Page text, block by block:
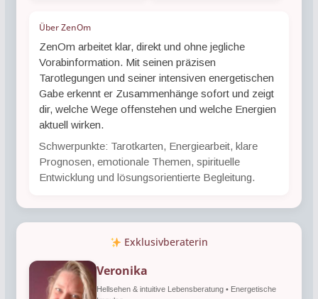
Über ZenOm
ZenOm arbeitet klar, direkt und ohne jegliche
Vorabinformation. Mit seinen präzisen
Tarotlegungen und seiner intensiven energetischen
Gabe erkennt er Zusammenhänge sofort und zeigt
dir, welche Wege offenstehen und welche Energien
aktuell wirken.
Schwerpunkte: Tarotkarten, Energiearbeit, klare
Prognosen, emotionale Themen, spirituelle
Entwicklung und lösungsorientierte Begleitung.
Exklusivberaterin
Veronika
Hellsehen & intuitive Lebensberatung • Energetische